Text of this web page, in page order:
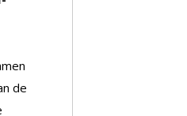
de